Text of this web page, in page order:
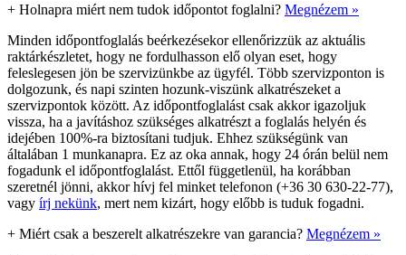
+ Holnapra miért nem tudok időpontot foglalni? Megnézem »
Minden időpontfoglalás beérkezésekor ellenőrizzük az aktuális
raktárkészletet, hogy ne fordulhasson elő olyan eset, hogy
feleslegesen jön be szervizünkbe az ügyfél. Több szervizponton is
dolgozunk, és napi szinten hozunk-viszünk alkatrészeket a
szervizpontok között. Az időpontfoglalást csak akkor igazoljuk
vissza, ha a javításhoz szükséges alkatrészt a foglalás helyén és
idejében 100%-ra biztosítani tudjuk. Ehhez szükségünk van
általában 1 munkanapra. Ez az oka annak, hogy 24 órán belül nem
fogadunk el időpontfoglalást. Ettől függetlenül, ha korábban
szeretnél jönni, akkor hívj fel minket telefonon (+36 30 630-22-77),
vagy írj nekünk, mert nem kizárt, hogy előbb is tuduk fogadni.
+ Miért csak a beszerelt alkatrészekre van garancia? Megnézem »